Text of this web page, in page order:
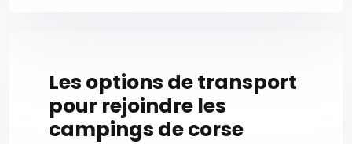
Les options de transport
pour rejoindre les
campings de corse